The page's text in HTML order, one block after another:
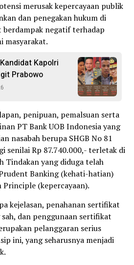
merusak kepercayaan publik
dan penegakan hukum di
berdampak negatif terhadap
masyarakat.
Kapolri
Prabowo
penipuan, pemalsuan serta
PT Bank UOB Indonesia yang
nasabah berupa SHGB No 81
senilai Rp 87.740.000,- terletak di
Tindakan yang diduga telah
Banking (kehati-hatian)
(kepercayaan).
kejelasan, penahanan sertifikat
dan penggunaan sertifikat
pelanggaran serius
ini, yang seharusnya menjadi